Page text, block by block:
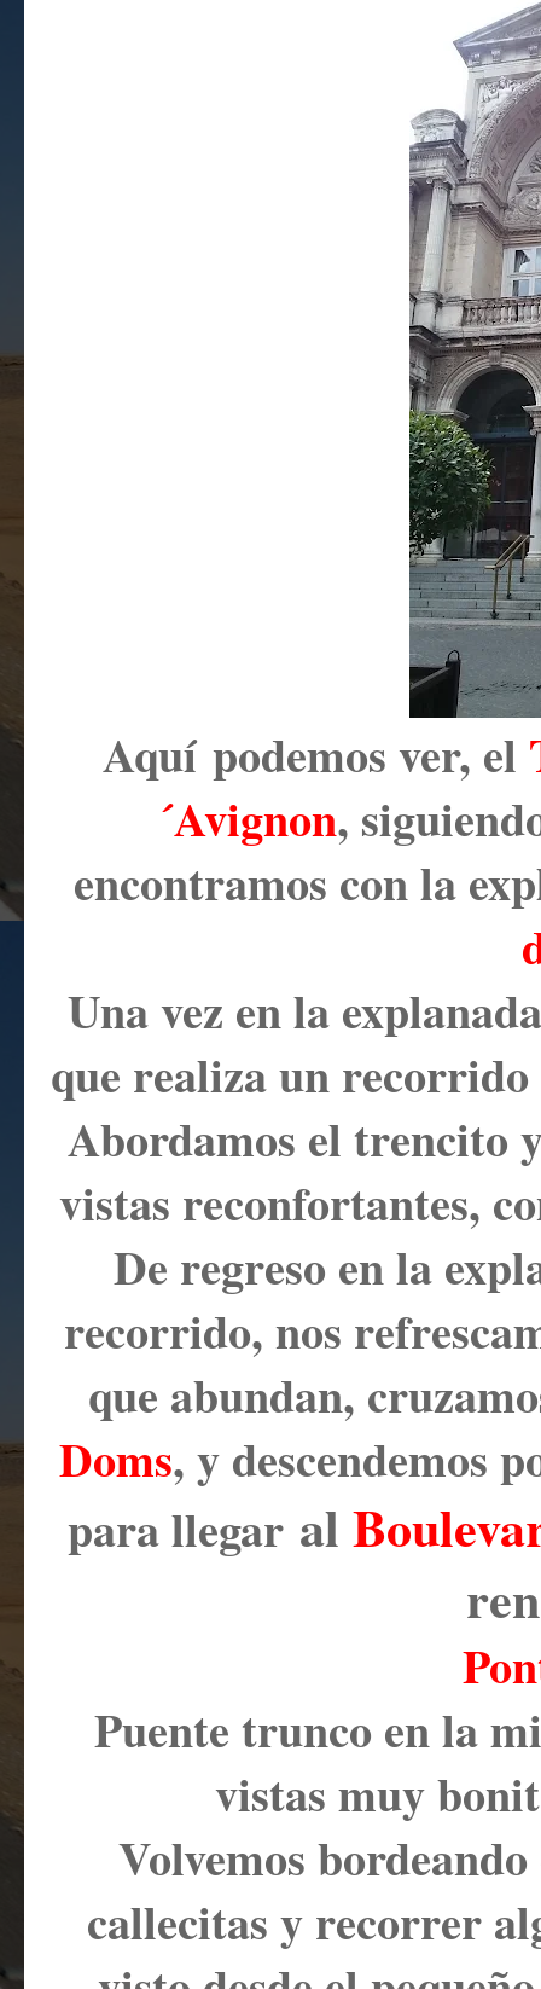
Aquí podemos ver, el
´Avignon,
encontramos con la
Una vez en la
que realiza un
Abordamos el trencito
vistas reconfortantes,
De regreso en la
recorrido, nos
que abundan,
Doms, y descendemos
para llegar al
Puente trunco en la
vistas muy
Volvemos
callecitas y recorrer